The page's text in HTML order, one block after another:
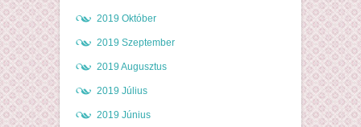
2019 Október
2019 Szeptember
2019 Augusztus
2019 Július
2019 Június